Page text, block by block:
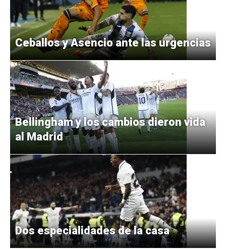
Ceballos y Asencio ante las urgencias
Bellingham y los cambios dieron vida
al Madrid
Dos especialidades de la casa